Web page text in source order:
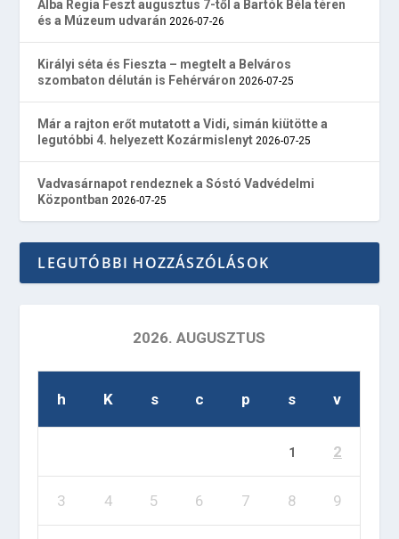
Alba Regia Feszt augusztus 7-től a Bartók Béla téren
és a Múzeum udvarán 2026-07-26
Királyi séta és Fieszta – megtelt a Belváros
szombaton délután is Fehérváron 2026-07-25
Már a rajton erőt mutatott a Vidi, simán kiütötte a
legutóbbi 4. helyezett Kozármislenyt 2026-07-25
Vadvasárnapot rendeznek a Sóstó Vadvédelmi
Központban 2026-07-25
LEGUTÓBBI HOZZÁSZÓLÁSOK
2026. AUGUSZTUS
h K s c p s v
1 2
3 4 5 6 7 8 9